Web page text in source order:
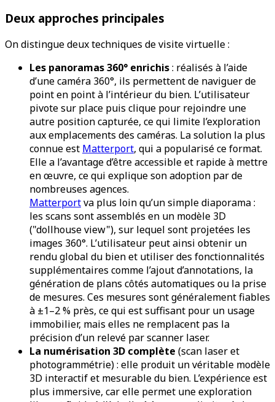
Deux approches principales
On distingue deux techniques de visite virtuelle :
Les panoramas 360° enrichis: réalisés à l’aide
d’une caméra 360°, ils permettent de naviguer de
point en point à l’intérieur du bien. L’utilisateur
pivote sur place puis clique pour rejoindre une
autre position capturée, ce qui limite l’exploration
aux emplacements des caméras. La solution la plus
connue est Matterport, qui a popularisé ce format.
Elle a l’avantage d’être accessible et rapide à mettre
en œuvre, ce qui explique son adoption par de
nombreuses agences.
Matterportva plus loin qu’un simple diaporama :
les scans sont assemblés en un modèle 3D
("dollhouse view"), sur lequel sont projetées les
images 360°. L’utilisateur peut ainsi obtenir un
rendu global du bien et utiliser des fonctionnalités
supplémentaires comme l’ajout d’annotations, la
génération de plans côtés automatiques ou la prise
de mesures. Ces mesures sont généralement fiables
à ±1–2 % près, ce qui est suffisant pour un usage
immobilier, mais elles ne remplacent pas la
précision d’un relevé par scanner laser.
La numérisation 3D complète (scan laser et
photogrammétrie) : elle produit un véritable modèle
3D interactif et mesurable du bien. L’expérience est
plus immersive, car elle permet une exploration